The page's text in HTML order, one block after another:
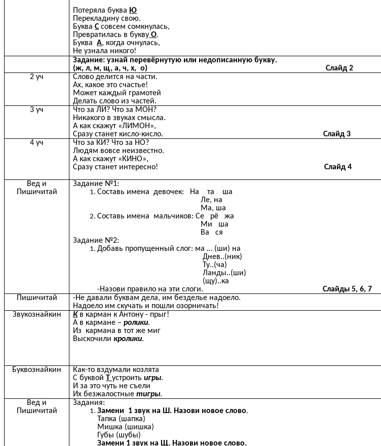
Потеряла буква Ю
Перекладину свою.
БукваСсовсем сомкнулась,
Превратилась в букву О.
БукваА, когда очнулась,
Не узнала никого!
Задание: узнай перевёрнутую или недописанную букву.
(ж, л, м, щ, а, ч, х, о) Слайд 2
2 уч
Слово делится на части.
Ах, какое это счастье!
Может каждый грамотей
Делать слово из частей.
3 уч
Что за ЛИ? Что за МОН?
Никакого в звуках смысла.
А как скажут «ЛИМОН»,
Сразу станет кисло-кисло.Слайд 3
4 уч
Что за КИ? Что за НО?
Людям вовсе неизвестно.
А как скажут «КИНО»,
Сразу станет интересно!Слайд 4
Вед и
Пишичитай
Задание №1:
Составь имена девочек: На та ша
Ле, на
Ма, ша
Составь имена мальчиков: Се рё жа
Ми ша
Ва ся
Задание №2:
Добавь пропущенный слог: ма … (ши) на
Днев..(ник)
Ту..(ча)
Ланды..(ши)
(щу)..ка
-Назови правило на эти слоги.Слайды 5, 6, 7
Пишичитай
-Не давали буквам дела, им безделье надоело.
Надоело им скучать и пошли озорничать!
Звукознайкин
К в карман к Антону - прыг!
А в кармане – ролики.
Из кармана в тот же миг
Выскочиликролики.
Буквознайкин
Как-то вздумали козлята
С буквойТустроитьигры.
И за это чуть не съели
Их безжалостныетигры.
Вед и
Пишичитай
Задания:
Замени 1 звук на Ш. Назови новое слово.
Тапка (шапка)
Мишка (шишка)
Губы (шубы)
Замени 1 звук на Щ. Назови новое слово.